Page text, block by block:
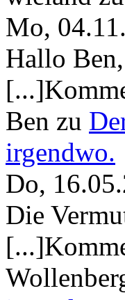
Mo,
Hallo
Ben zu
irgendwo.
Do,
Die